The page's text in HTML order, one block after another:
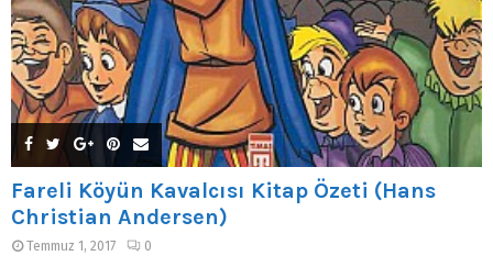
Fareli Köyün Kavalcısı Kitap Özeti (Hans
Christian Andersen)
Temmuz 1, 2017 0